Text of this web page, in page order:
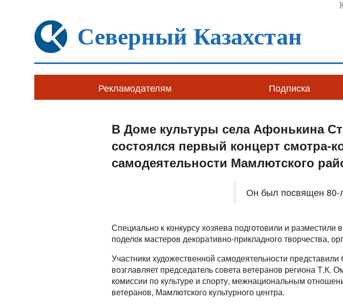
Северный Казахстан
Рекламодателям Подписка
В Доме культуры села Афонькина
состоялся первый концерт смотра-
самодеятельности Мамлютского
Он был посвящен 80-
Специально к конкурсу хозяева подготовили и
поделок мастеров декоративно-прикладного творчества,
Участники художественной самодеятельности
возглавляет председатель совета ветеранов региона Т.К.
комиссии по культуре и спорту, межнациональным
ветеранов, Мамлютского культурного центра.